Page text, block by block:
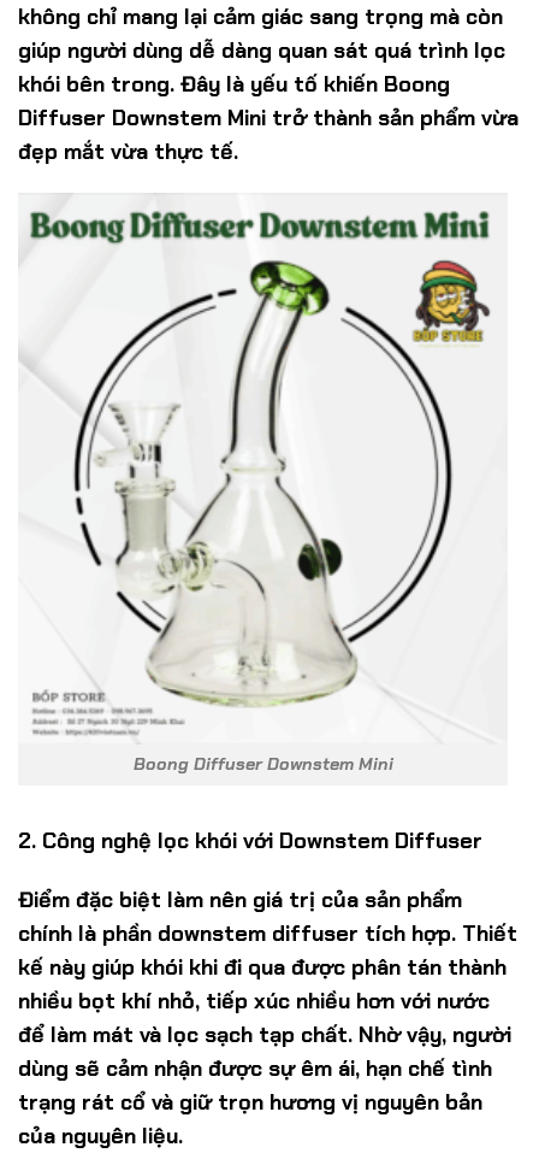
không chỉ mang lại cảm giác sang trọng mà còn
giúp người dùng dễ dàng quan sát quá trình lọc
khói bên trong. Đây là yếu tố khiến Boong
Diffuser Downstem Mini trở thành sản phẩm vừa
đẹp mắt vừa thực tế.
Boong Diffuser Downstem Mini
2. Công nghệ lọc khói với Downstem Diffuser
Điểm đặc biệt làm nên giá trị của sản phẩm
chính là phần downstem diffuser tích hợp. Thiết
kế này giúp khói khi đi qua được phân tán thành
nhiều bọt khí nhỏ, tiếp xúc nhiều hơn với nước
để làm mát và lọc sạch tạp chất. Nhờ vậy, người
dùng sẽ cảm nhận được sự êm ái, hạn chế tình
trạng rát cổ và giữ trọn hương vị nguyên bản
của nguyên liệu.